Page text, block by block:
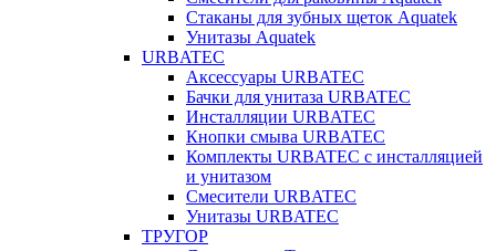
Стаканы для зубных щеток Aquatek
Унитазы Aquatek
URBATEC
Аксессуары URBATEC
Бачки для унитаза URBATEC
Инсталляции URBATEC
Кнопки смыва URBATEC
Комплекты URBATEC с инсталляцией
и унитазом
Смесители URBATEC
Унитазы URBATEC
ТРУГОР